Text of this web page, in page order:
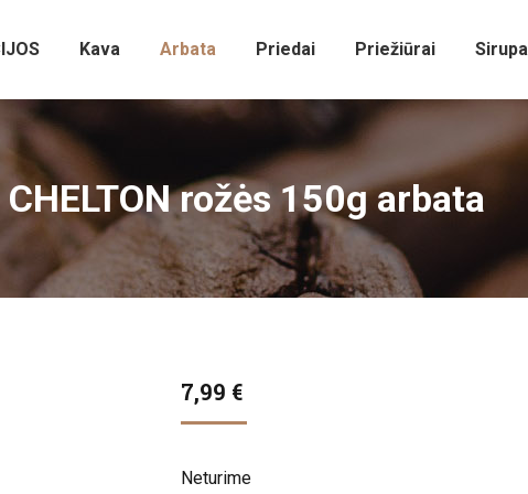
Kava Arbata Priedai Priežiūrai
CHELTON rožės 150g arbata
7,99 €
Neturime